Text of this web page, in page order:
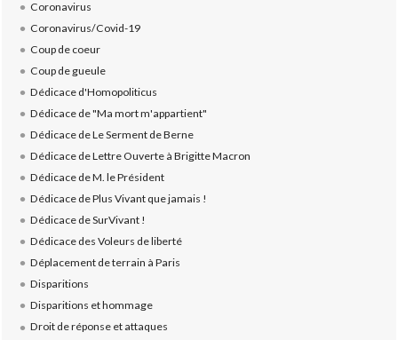
Coronavirus
Coronavirus/Covid-19
Coup de coeur
Coup de gueule
Dédicace d'Homopoliticus
Dédicace de "Ma mort m'appartient"
Dédicace de Le Serment de Berne
Dédicace de Lettre Ouverte à Brigitte Macron
Dédicace de M. le Président
Dédicace de Plus Vivant que jamais !
Dédicace de SurVivant !
Dédicace des Voleurs de liberté
Déplacement de terrain à Paris
Disparitions
Disparitions et hommage
Droit de réponse et attaques